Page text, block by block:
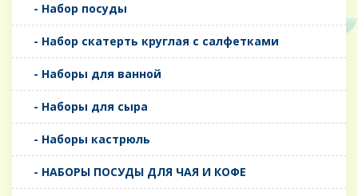
- Набор посуды
- Набор скатерть круглая с салфетками
- Наборы для ванной
- Наборы для сыра
- Наборы кастрюль
- НАБОРЫ ПОСУДЫ ДЛЯ ЧАЯ И КОФЕ